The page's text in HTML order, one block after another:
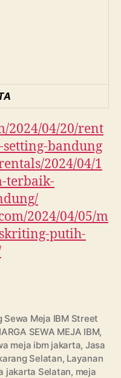
2024/04/20/rent
bandung
2024/04/1
terbaik-
2024/04/05/m
putih-
Sewa Meja IBM Street
SEWA MEJA IBM,
meja ibm jakarta, Jasa
Selatan, Layanan
jakarta Selatan, meja